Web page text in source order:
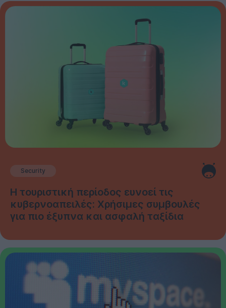
Security
Η τουριστική περίοδος ευνοεί τις
κυβερνοαπειλές: Χρήσιμες συμβουλές
για πιο έξυπνα και ασφαλή ταξίδια